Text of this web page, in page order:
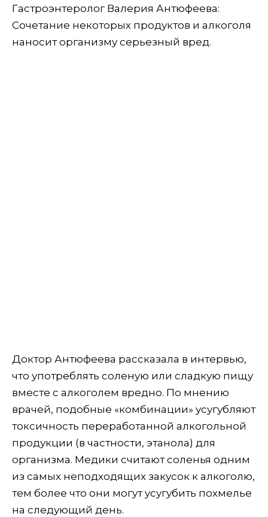
Гастроэнтеролог Валерия Антюфеева:
Сочетание некоторых продуктов и алкоголя
наносит организму серьезный вред.
Доктор Антюфеева рассказала в интервью,
что употреблять соленую или сладкую пищу
вместе с алкоголем вредно. По мнению
врачей, подобные «комбинации» усугубляют
токсичность переработанной алкогольной
продукции (в частности, этанола) для
организма. Медики считают соленья одним
из самых неподходящих закусок к алкоголю,
тем более что они могут усугубить похмелье
на следующий день.